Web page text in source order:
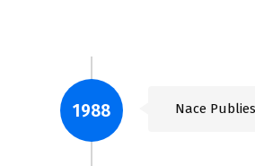
1988 Nace